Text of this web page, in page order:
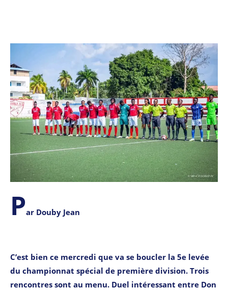
Par Douby Jean
C’est bien ce mercredi que va se boucler la 5e levée
du championnat spécial de première division. Trois
rencontres sont au menu. Duel intéressant entre Don